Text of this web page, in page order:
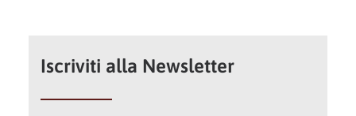
Iscriviti alla Newsletter